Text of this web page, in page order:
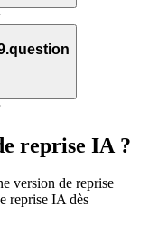
reprise IA ?
version de reprise
reprise IA dès